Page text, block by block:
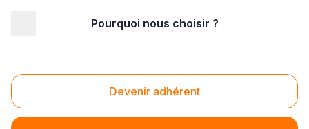
Pourquoi nous choisir ?
Devenir adhérent
Magasins Commerces
À notre époque actuelle, des commerces en tout genre
voient le jour un peu partout. Qu’ils s’agissent d’une petite